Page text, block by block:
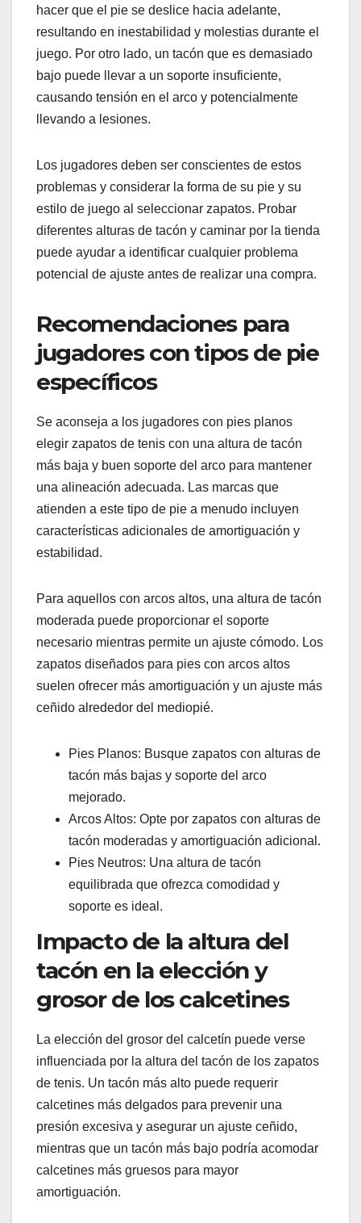
hacer que el pie se deslice hacia adelante,
resultando en inestabilidad y molestias durante el
juego. Por otro lado, un tacón que es demasiado
bajo puede llevar a un soporte insuficiente,
causando tensión en el arco y potencialmente
llevando a lesiones.
Los jugadores deben ser conscientes de estos
problemas y considerar la forma de su pie y su
estilo de juego al seleccionar zapatos. Probar
diferentes alturas de tacón y caminar por la tienda
puede ayudar a identificar cualquier problema
potencial de ajuste antes de realizar una compra.
Recomendaciones para
jugadores con tipos de pie
específicos
Se aconseja a los jugadores con pies planos
elegir zapatos de tenis con una altura de tacón
más baja y buen soporte del arco para mantener
una alineación adecuada. Las marcas que
atienden a este tipo de pie a menudo incluyen
características adicionales de amortiguación y
estabilidad.
Para aquellos con arcos altos, una altura de tacón
moderada puede proporcionar el soporte
necesario mientras permite un ajuste cómodo. Los
zapatos diseñados para pies con arcos altos
suelen ofrecer más amortiguación y un ajuste más
ceñido alrededor del mediopié.
Pies Planos: Busque zapatos con alturas de
tacón más bajas y soporte del arco
mejorado.
Arcos Altos: Opte por zapatos con alturas de
tacón moderadas y amortiguación adicional.
Pies Neutros: Una altura de tacón
equilibrada que ofrezca comodidad y
soporte es ideal.
Impacto de la altura del
tacón en la elección y
grosor de los calcetines
La elección del grosor del calcetín puede verse
influenciada por la altura del tacón de los zapatos
de tenis. Un tacón más alto puede requerir
calcetines más delgados para prevenir una
presión excesiva y asegurar un ajuste ceñido,
mientras que un tacón más bajo podría acomodar
calcetines más gruesos para mayor
amortiguación.